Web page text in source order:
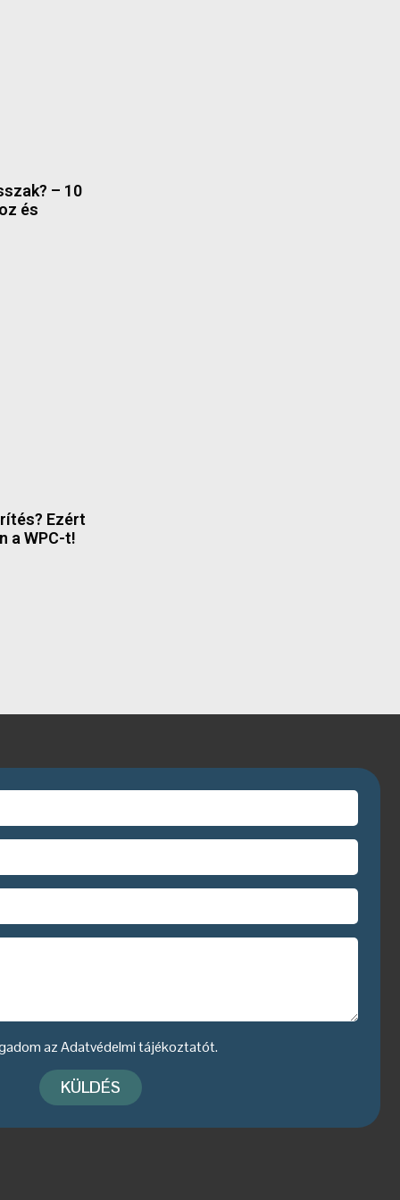
– 10
és
Ezért
a WPC-t!
azAdatvédelmi tájékoztatót.
KÜLDÉS